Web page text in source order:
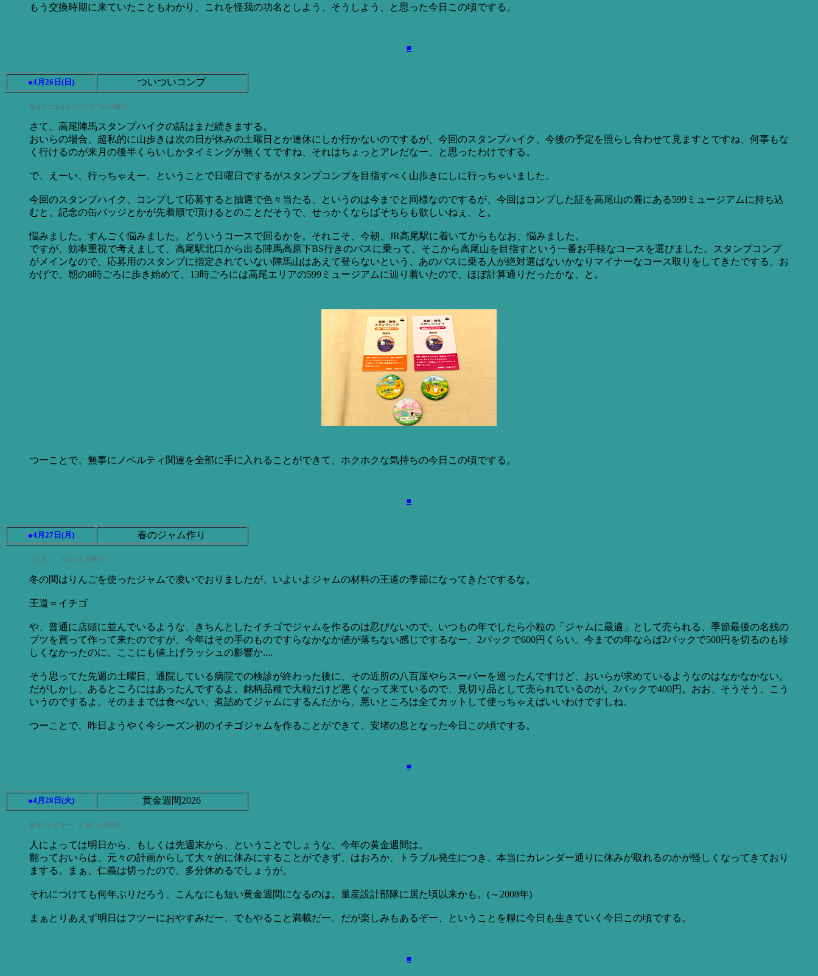
もう交換時期に来ていたこともわかり、これを怪我の功名としよう、そうしよう、と思った今日この頃でする。
■
●4月26日(日) ついついコンプ
気分まだ土なんだけどじつは日曜日。
さて、高尾陣馬スタンプハイクの話はまだ続きまする。
おいらの場合、超私的に山歩きは次の日が休みの土曜日とか連休にしか行かないのでするが、今回のスタンプハイク、今後の予定を照らし合わせて見ますとですね、何事もな
く行けるのが来月の後半くらいしかタイミングが無くてですね、それはちょっとアレだなー、と思ったわけでする。
で、えーい、行っちゃえー、ということで日曜日でするがスタンプコンプを目指すべく山歩きにしに行っちゃいました。
今回のスタンプハイク、コンプして応募すると抽選で色々当たる、というのは今までと同様なのでするが、今回はコンプした証を高尾山の麓にある599ミュージアムに持ち込
むと、記念の缶バッジとかが先着順で頂けるとのことだそうで、せっかくならばそちらも欲しいねぇ、と。
悩みました。すんごく悩みました。どういうコースで回るかを。それこそ、今朝、JR高尾駅に着いてからもなお、悩みました。
ですが、効率重視で考えまして、高尾駅北口から出る陣馬高原下BS行きのバスに乗って、そこから高尾山を目指すという一番お手軽なコースを選びました。スタンプコンプ
がメインなので、応募用のスタンプに指定されていない陣馬山はあえて登らないという、あのバスに乗る人が絶対選ばないかなりマイナーなコース取りをしてきたでする。お
かげで、朝の8時ごろに歩き始めて、13時ごろには高尾エリアの599ミュージアムに辿り着いたので、ほぼ計算通りだったかな、と。
つーことで、無事にノベルティ関連を全部に手に入れることができて、ホクホクな気持ちの今日この頃でする。
■
●4月27日(月) 春のジャム作り
まじか.......であった月曜日。
冬の間はりんごを使ったジャムで凌いでおりましたが、いよいよジャムの材料の王道の季節になってきたでするな。
王道＝イチゴ
や、普通に店頭に並んでいるような、きちんとしたイチゴでジャムを作るのは忍びないので、いつもの年でしたら小粒の「ジャムに最適」として売られる、季節最後の名残の
ブツを買って作って来たのですが、今年はその手のものですらなかなか値が落ちない感じでするなー。2パックで600円くらい。今までの年ならば2パックで500円を切るのも珍
しくなかったのに。ここにも値上げラッシュの影響か....
そう思ってた先週の土曜日、通院している病院での検診が終わった後に、その近所の八百屋やらスーパーを巡ったんですけど、おいらが求めているようなのはなかなかない。
だがしかし、あるところにはあったんでするよ。銘柄品種で大粒だけど悪くなって来ているので、見切り品として売られているのが。2パックで400円。おお、そうそう、こう
いうのでするよ。そのままでは食べない、煮詰めてジャムにするんだから、悪いところは全てカットして使っちゃえばいいわけですしね。
つーことで、昨日ようやく今シーズン初のイチゴジャムを作ることができて、安堵の息となった今日この頃でする。
■
●4月28日(火) 黄金週間2026
多分アレだなー、と感じた火曜日。
人によっては明日から、もしくは先週末から、ということでしょうな、今年の黄金週間は。
翻っておいらは、元々の計画からして大々的に休みにすることができず、はおろか、トラブル発生につき、本当にカレンダー通りに休みが取れるのかが怪しくなってきており
まする。まぁ、仁義は切ったので、多分休めるでしょうが。
それにつけても何年ぶりだろう、こんなにも短い黄金週間になるのは。量産設計部隊に居た頃以来かも。(～2008年)
まぁとりあえず明日はフツーにおやすみだー、でもやること満載だー、だが楽しみもあるぞー、ということを糧に今日も生きていく今日この頃でする。
■